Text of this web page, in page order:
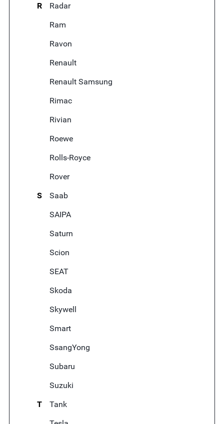
R
Radar
Ram
Ravon
Renault
Renault Samsung
Rimac
Rivian
Roewe
Rolls-Royce
Rover
S
Saab
SAIPA
Saturn
Scion
SEAT
Skoda
Skywell
Smart
SsangYong
Subaru
Suzuki
T
Tank